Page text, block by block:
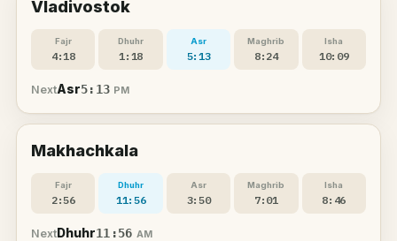
Vladivostok
Fajr
4:18
Dhuhr
1:18
Asr
5:13
Maghrib
8:24
Isha
10:09
NextAsr5:13 PM
Makhachkala
Fajr
2:56
Dhuhr
11:56
Asr
3:50
Maghrib
7:01
Isha
8:46
Next Dhuhr11:56 AM